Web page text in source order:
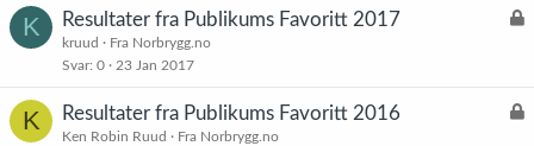
r
K
L
Resultater fra Publikums Favoritt 2017
kruud
Fra Norbrygg.no
Svar 0 23 Jan 2017
K
L
Resultater fra Publikums Favoritt 2016
Ken Robin Ruud
Fra Norbrygg.no